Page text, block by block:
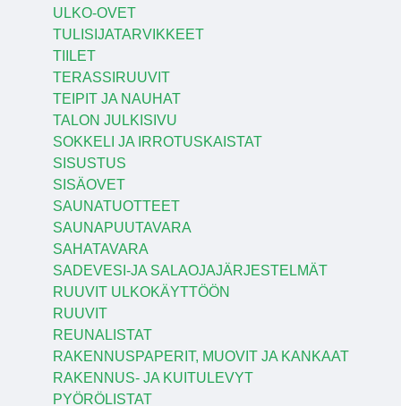
ULKO-OVET
TULISIJATARVIKKEET
TIILET
TERASSIRUUVIT
TEIPIT JA NAUHAT
TALON JULKISIVU
SOKKELI JA IRROTUSKAISTAT
SISUSTUS
SISÄOVET
SAUNATUOTTEET
SAUNAPUUTAVARA
SAHATAVARA
SADEVESI-JA SALAOJAJÄRJESTELMÄT
RUUVIT ULKOKÄYTTÖÖN
RUUVIT
REUNALISTAT
RAKENNUSPAPERIT, MUOVIT JA KANKAAT
RAKENNUS- JA KUITULEVYT
PYÖRÖLISTAT